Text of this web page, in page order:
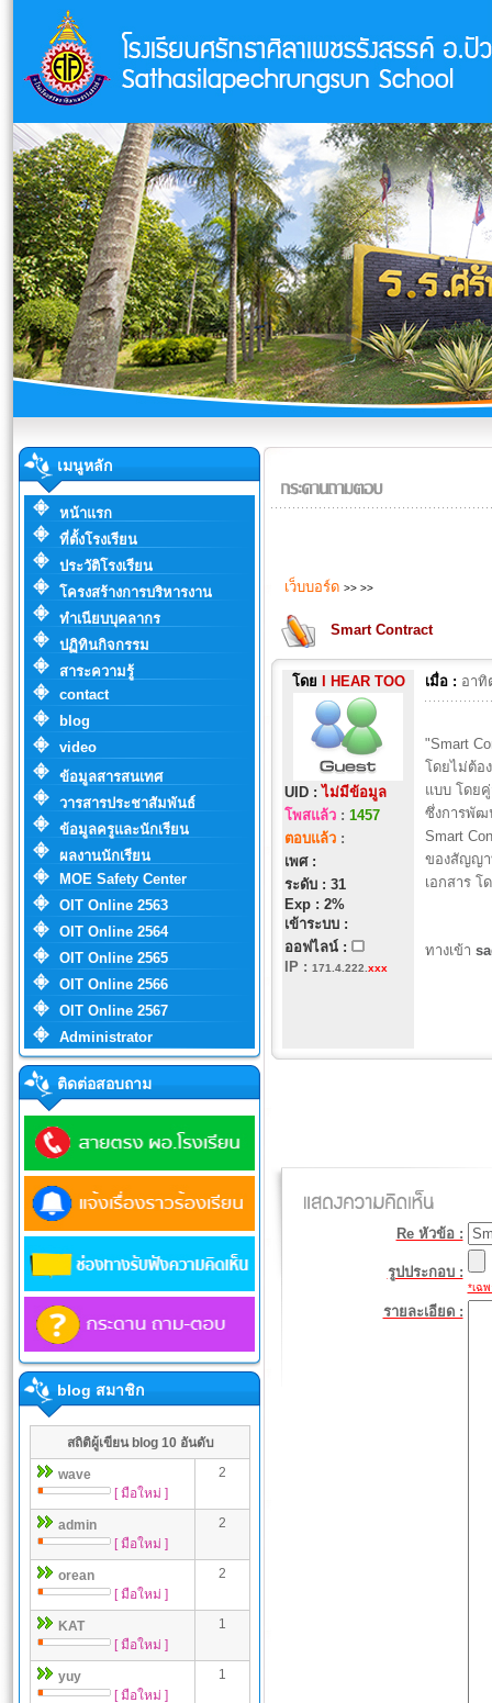
เมนูหลัก
หน้าแรก
ที่ตั้งโรงเรียน
ประวัติโรงเรียน
โครงสร้างการบริหารงาน
ทำเนียบบุคลากร
ปฏิทินกิจกรรม
สาระความรู้
contact
blog
video
ข้อมูลสารสนเทศ
วารสารประชาสัมพันธ์
ข้อมูลครูและนักเรียน
ผลงานนักเรียน
MOE Safety Center
OIT Online 2563
OIT Online 2564
OIT Online 2565
OIT Online 2566
OIT Online 2567
Administrator
ติดต่อสอบถาม
blog สมาชิก
สถิติผู้เขียน blog 10 อันดับ
wave
[ มือใหม่ ]
2
admin
[ มือใหม่ ]
2
orean
[ มือใหม่ ]
2
KAT
[ มือใหม่ ]
1
yuy
[ มือใหม่ ]
1
เว็บบอร์ด >> >>
Smart Contract
โดย I HEAR TOO
UID :ไม่มีข้อมูล
โพสแล้ว: 1457
ตอบแล้ว:
เพศ :
ระดับ : 31
Exp : 2%
เข้าระบบ :
ออฟไลน์ :
IP : 171.4.222. xxx
เมื่อ : อาทิ
"Smart
โดยไม่ต้อ
แบบ โดย
ซึ่งการพัฒ
Smart
ของสัญญา
เอกสาร
ทางเข้า
Re หัวข้อ :
รูปประกอบ :
*เฉ
รายละเอียด :